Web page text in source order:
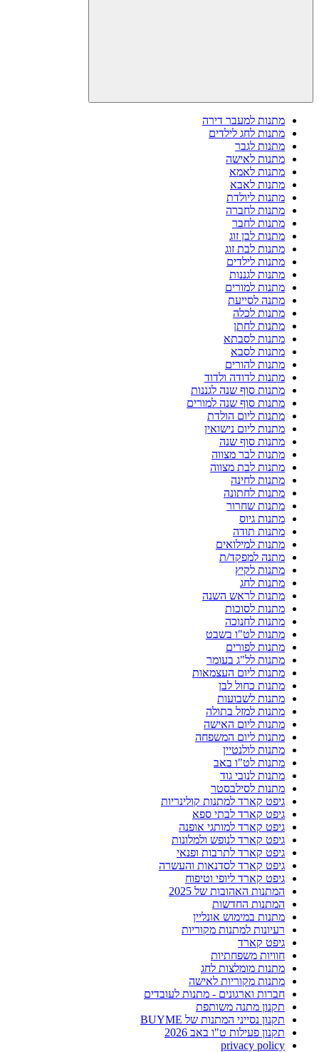
מתנות למעבר דירה
מתנות לחג לילדים
מתנות לגבר
מתנות לאישה
מתנות לאמא
מתנות לאבא
מתנות ליולדת
מתנות לחברה
מתנות לחבר
מתנות לבן זוג
מתנות לבת זוג
מתנות לילדים
מתנות לגננות
מתנות למורים
מתנה לסייעת
מתנות לכלה
מתנות לחתן
מתנות לסבתא
מתנות לסבא
מתנות להורים
מתנות לדודה ולדוד
מתנות סוף שנה לגננות
מתנות סוף שנה למורים
מתנות ליום הולדת
מתנות ליום נישואין
מתנות סוף שנה
מתנות לבר מצווה
מתנות לבת מצווה
מתנות לחינה
מתנות לחתונה
מתנות שחרור
מתנות גיוס
מתנות תודה
מתנות למילואים
מתנה למפקד/ת
מתנות לקיץ
מתנות לחג
מתנות לראש השנה
מתנות לסוכות
מתנות לחנוכה
מתנות לט"ו בשבט
מתנות לפורים
מתנות לל"ג בעומר
מתנות ליום העצמאות
מתנות כחול לבן
מתנות לשבועות
מתנות למזל בתולה
מתנות ליום האישה
מתנות ליום המשפחה
מתנות לולנטיין
מתנות לט"ו באב
מתנות לנובי גוד
מתנות לסילבסטר
גיפט קארד למתנות קולינריות
גיפט קארד לבתי ספא
גיפט קארד למותגי אופנה
גיפט קארד לנופש ולמלונות
גיפט קארד לתרבות ופנאי
גיפט קארד לסדנאות והעשרה
גיפט קארד ליופי וטיפוח
המתנות האהובות של 2025
המתנות החדשות
מתנות במימוש אונליין
רעיונות למתנות מקוריות
גיפט קארד
חוויות משפחתיות
מתנות מומלצות לחג
מתנות מקוריות לאישה
חברות וארגונים - מתנות לעובדים
תקנון מתנה משותפת
תקנון נסייני המתנות של BUYME
תקנון פעילות ט"ו באב 2026
privacy policy